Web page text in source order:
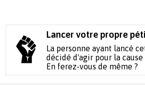
Lancer votre propre
La personne ayant lancé
décidé d'agir pour la
En ferez-vous de même ?